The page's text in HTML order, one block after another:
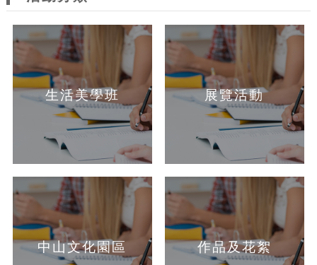
生活美學班 展覽活動
中山文化園區 作品及花絮